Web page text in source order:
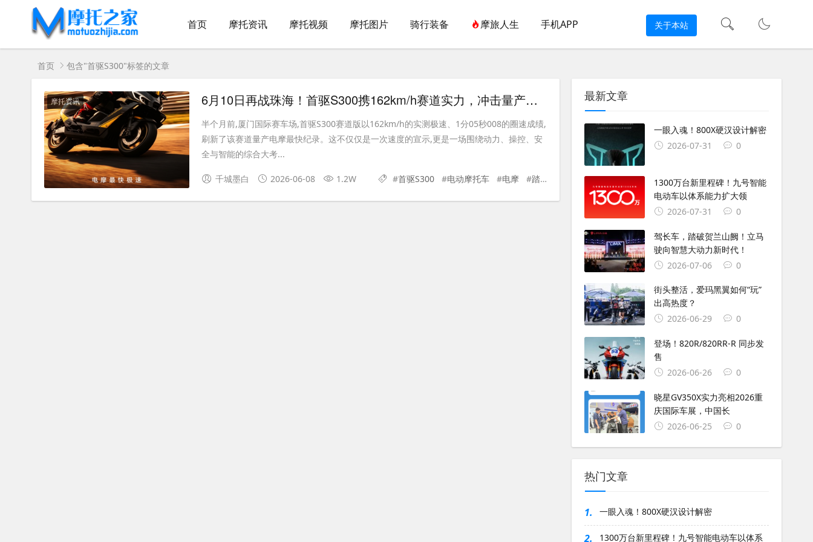
首页 摩托资讯 摩托视频 摩托图片 骑行装备 摩旅人生 手机APP 关于本站
首页 包含"首驱S300"标签的文章
摩托资讯 6月10日再战珠海！首驱S300携162km/h赛道实力，冲击量产电摩圈速新高度
半个月前,厦门国际赛车场,首驱S300赛道版以162km/h的实测极速、1分05秒008的圈速成绩,
刷新了该赛道量产电摩最快纪录。这不仅仅是一次速度的宣示,更是一场围绕动力、操控、安
全与智能的综合大考...
千城墨白 2026-06-08 1.2W #首驱S300 #电动摩托车 #电摩 #踏板 踏板摩托车
最新文章
一眼入魂！800X硬汉设计解密
2026-07-31
0
1300万台新里程碑！九号智能
电动车以体系能力扩大领
2026-07-31
0
驾长车，踏破贺兰山阙！立马
驶向智慧大动力新时代！
2026-07-06
0
街头整活，爱玛黑翼如何“玩”
出高热度？
2026-06-29
0
登场！820R/820RR-R 同步发
售
2026-06-26
0
晓星GV350X实力亮相2026重
庆国际车展，中国长
2026-06-25
0
热门文章
1. 一眼入魂！800X硬汉设计解密
2. 1300万台新里程碑！九号智能电动车以体系